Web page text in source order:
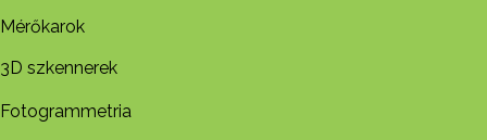
Mérőkarok
3D szkennerek
Fotogrammetria